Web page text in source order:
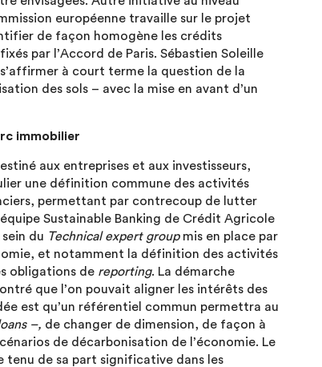
européenne travaille sur le projet
de façon homogène les crédits
par l’Accord de Paris. Sébastien Soleille
à court terme la question de la
des sols – avec la mise en avant d’un
immobilier
aux entreprises et aux investisseurs,
une définition commune des activités
permettant par contrecoup de lutter
Sustainable Banking de Crédit Agricole
du Technical expert groupmis en place par
et notamment la définition des activités
obligations de reporting. La démarche
que l’on pouvait aligner les intérêts des
est qu’un référentiel commun permettra au
–, de changer de dimension, de façon à
de décarbonisation de l’économie. Le
de sa part significative dans les